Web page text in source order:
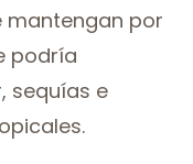
mantengan por
podría
sequías e